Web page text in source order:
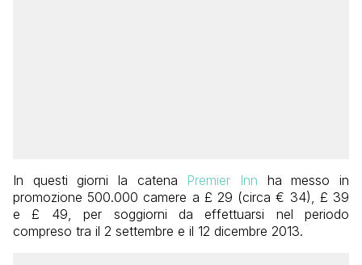
In questi giorni la catena Premier Inn ha messo in
promozione 500.000 camere a £ 29 (circa € 34), £ 39
e £ 49, per soggiorni da effettuarsi nel periodo
compreso tra il 2 settembre e il 12 dicembre 2013.